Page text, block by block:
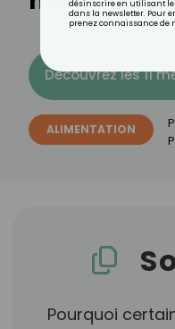
Découvrez les 11
ALIMENTATION
Pourquoi
désinscrire en utilisant
dans la newsletter. Pour
prenez connaissance de